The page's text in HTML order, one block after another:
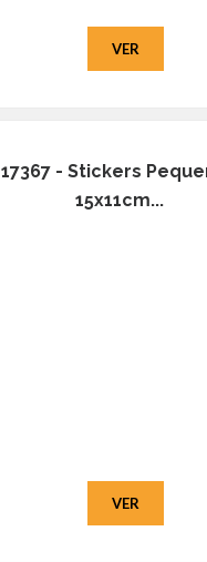
VER
17367 - Stickers
15x11cm...
VER